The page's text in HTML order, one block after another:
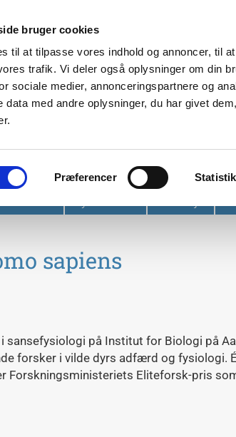
bruger cookies
til at tilpasse vores indhold og annoncer, til
trafik. Vi deler også oplysninger om din
sociale medier, annonceringspartnere og
data med andre oplysninger, du har givet
Præferencer Statistik
sapiens
sansefysiologi på Institut for Biologi på
forsker i vilde dyrs adfærd og fysiologi.
Forskningsministeriets Eliteforsk-pris